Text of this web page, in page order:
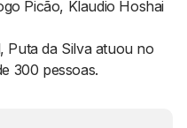
Picão, Klaudio Hoshai
Puta da Silva atuou no
300 pessoas.